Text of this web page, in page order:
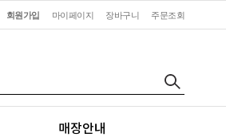
회원가입 마이페이지 장바구니 주문조회
매장안내